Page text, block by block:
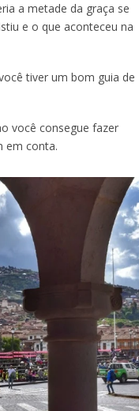
a metade da graça se
e o que aconteceu na
tiver um bom guia de
você consegue fazer
em conta.